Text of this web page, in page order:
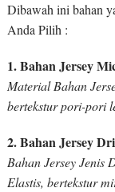
Dibawah ini bahan
Anda Pilih :
1. Bahan Jersey
Material Bahan
bertekstur pori-pori
2. Bahan Jersey
Bahan Jersey Jenis
Elastis, bertekstur